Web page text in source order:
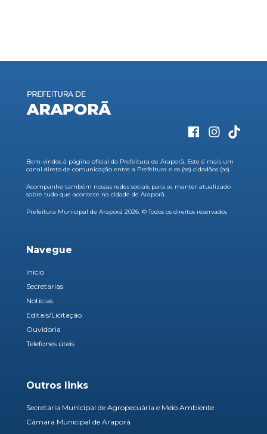
Bem-vindos à página oficial da Prefeitura de Araporã. Este é mais um
canal direto de comunicação entre a Prefeitura e os (as) cidadãos (as).
Acompanhe também nossas redes sociais para se manter atualizado
sobre tudo que acontece na cidade de Araporã.
Prefeitura Municipal de Araporã 2026. © Todos os direitos reservados
Navegue
Início
Secretarias
Notícias
Editais/Licitação
Ouvidoria
Telefones úteis
Outros links
Secretaria Municipal de Agropecuária e Meio Ambiente
Câmara Municipal de Araporã